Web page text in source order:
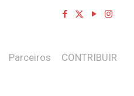
Parceiros CONTRIBUIR